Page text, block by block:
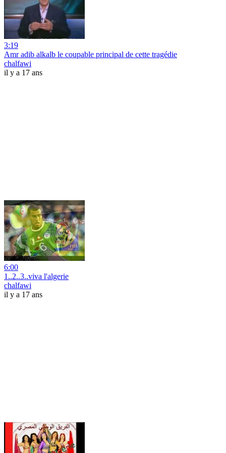
3:19
Amr adib alkalb le coupable principal de cette tragédie
chalfawi
il y a 17 ans
6:00
1..2..3..viva l'algerie
chalfawi
il y a 17 ans